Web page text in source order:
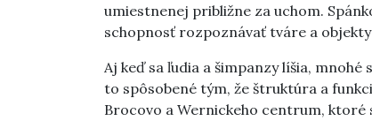
umiestnenej približne za uchom.
schopnosť rozpoznávať tváre a
Aj keď sa ľudia a šimpanzy líšia,
to spôsobené tým, že štruktúra a
Brocovo a Wernickeho centrum,